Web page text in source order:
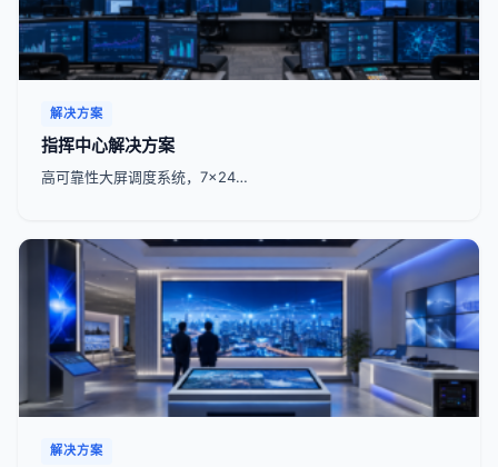
解决方案
指挥中心解决方案
高可靠性大屏调度系统，7x24…
解决方案